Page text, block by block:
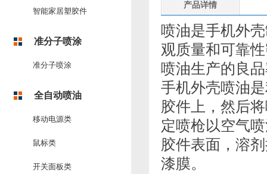
智能家居塑胶件
准分子喷涂
准分子喷涂
全自动喷油
移动电源类
鼠标类
开关面板类
产品详情
喷油是手机外
观质量和可靠
喷油生产的良
手机外壳喷油
胶件上，然后
定喷枪以空气
胶件表面，溶
漆膜。